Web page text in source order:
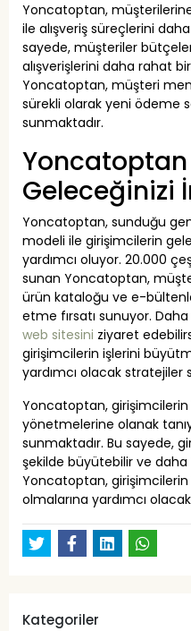
Yoncatoptan,
ile alışveriş süreçlerini
sayede, müşteriler
alışverişlerini daha rahat
Yoncatoptan, müşteri
sürekli olarak yeni ödeme
sunmaktadır.
Geleceğinizi
Yoncatoptan, sunduğu
modeli ile girişimcilerin
yardımcı oluyor. 20.000
sunan Yoncatoptan,
ürün kataloğu ve e-
etme fırsatı sunuyor.
web sitesini ziyaret
girişimcilerin işlerini
yardımcı olacak stratejiler
Yoncatoptan,
yönetmelerine olanak
sunmaktadır. Bu sayede,
şekilde büyütebilir ve
Yoncatoptan, girişimcilerin
olmalarına yardımcı
Kategoriler